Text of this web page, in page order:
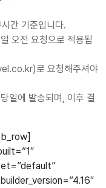
간 기준입니다.
오전 요청으로 적용됩
로 요청해주셔야
일에 발송되며, 이후 결